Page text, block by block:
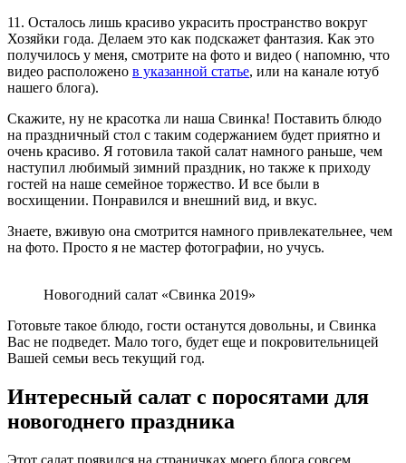
11. Осталось лишь красиво украсить пространство вокруг
Хозяйки года. Делаем это как подскажет фантазия. Как это
получилось у меня, смотрите на фото и видео ( напомню, что
видео расположено в указанной статье, или на канале ютуб
нашего блога).
Скажите, ну не красотка ли наша Свинка! Поставить блюдо
на праздничный стол с таким содержанием будет приятно и
очень красиво. Я готовила такой салат намного раньше, чем
наступил любимый зимний праздник, но также к приходу
гостей на наше семейное торжество. И все были в
восхищении. Понравился и внешний вид, и вкус.
Знаете, вживую она смотрится намного привлекательнее, чем
на фото. Просто я не мастер фотографии, но учусь.
Новогодний салат «Свинка 2019»
Готовьте такое блюдо, гости останутся довольны, и Свинка
Вас не подведет. Мало того, будет еще и покровительницей
Вашей семьи весь текущий год.
Интересный салат с поросятами для
новогоднего праздника
Этот салат появился на страничках моего блога совсем